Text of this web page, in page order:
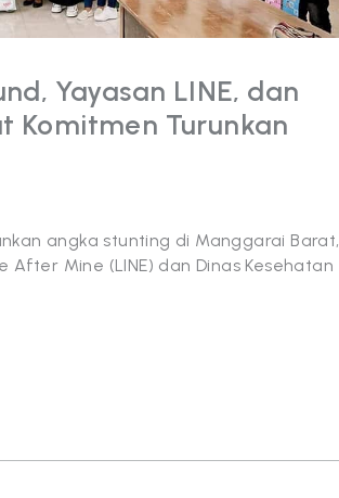
Yayasan LINE, dan
Komitmen Turunkan
angka stunting di Manggarai Barat,
After Mine (LINE) dan Dinas Kesehatan